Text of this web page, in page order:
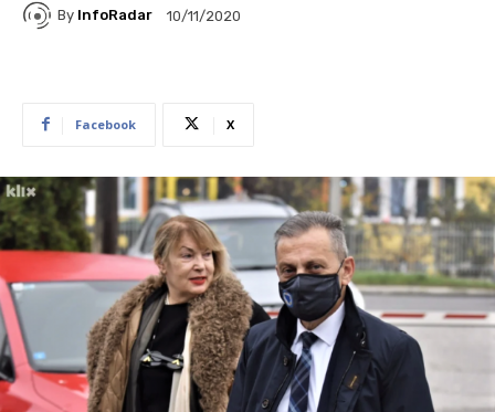
By InfoRadar 10/11/2020
Facebook X